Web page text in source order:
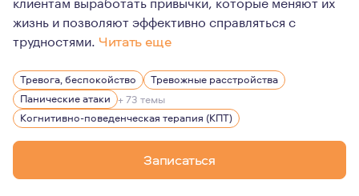
жизнь и позволяют эффективно справляться с
трудностями. Читать еще
Я регулярно прохожу личную терапию и супервизии, а
Я так же веду группы и работаю с клиентами в
Тревога, беспокойство
Тревожные расстройства
Панические атаки + 73 темы
Когнитивно-поведенческая терапия (КПТ)
Записаться